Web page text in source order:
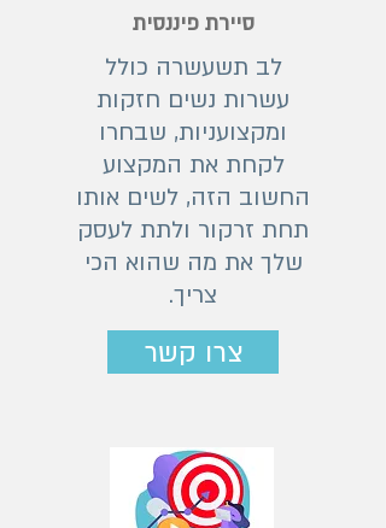
סיירת פיננסית
לב תשעשרה כולל
עשרות נשים חזקות
ומקצועניות, שבחרו
לקחת את המקצוע
החשוב הזה, לשים אותו
תחת זרקור ולתת לעסק
שלך את מה שהוא הכי
צריך.
צרו קשר